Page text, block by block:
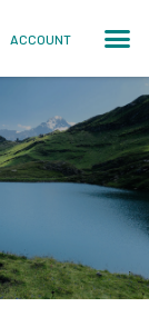
ACCOUNT